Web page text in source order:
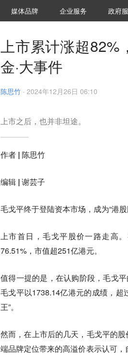
媒体品牌 36Kr研究院
企业服务 城市之
政府
上市累计涨超82%
金·大事件
陈思竹 · 2024年12月26日 06:10
上市之后，也并非坦途。
作者 | 陈思竹
编辑 | 谢芸子
毛戈平终于登陆资本市场，成为“港股
上市首日，毛戈平股价一路走高
76.51%，市值超251亿港元。
值得一提的是，在认购阶段，毛戈
毛戈平以1738.14亿港元的成绩，超
王”。
然而，在上市后的几天，毛戈平的
端品牌定位带来的高溢价表示认可